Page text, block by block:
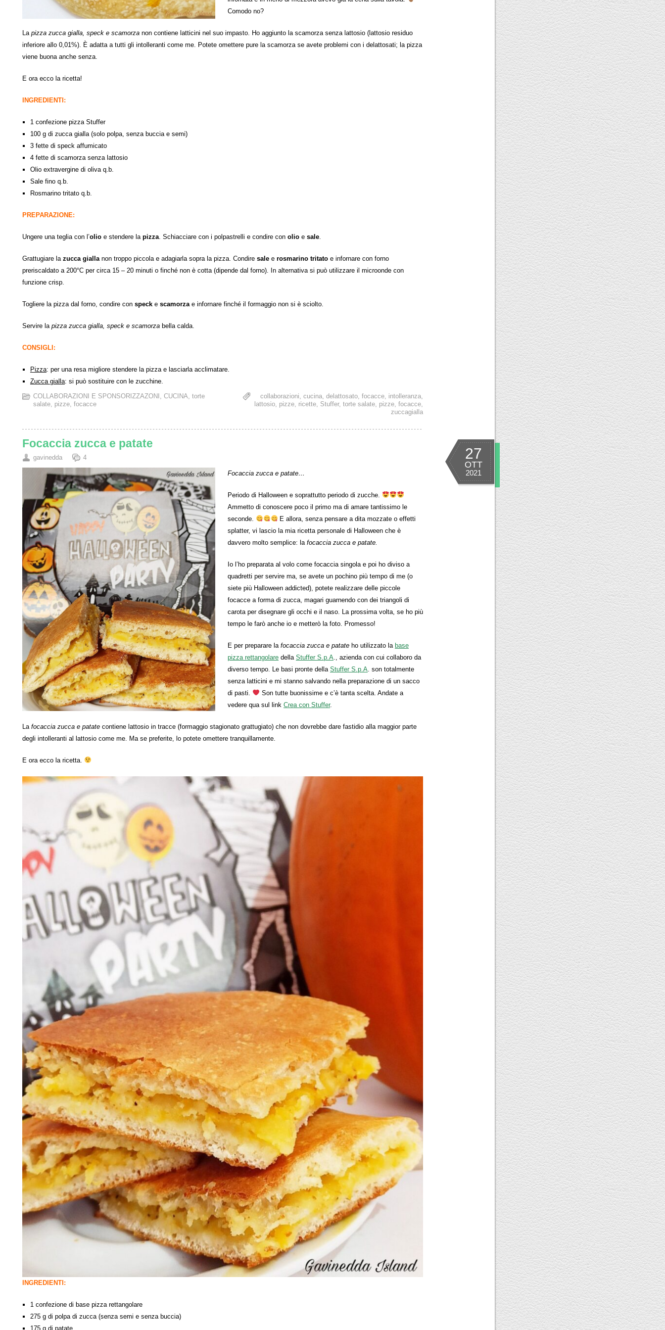
Comodo no?
La pizza zucca gialla, speck e scamorza non contiene latticini nel suo impasto. Ho aggiunto la scamorza senza lattosio (lattosio residuo
inferiore allo 0,01%). È adatta a tutti gli intolleranti come me. Potete omettere pure la scamorza se avete problemi con i delattosati; la pizza
viene buona anche senza.
E ora ecco la ricetta!
INGREDIENTI:
1 confezione pizza Stuffer
100 g di zucca gialla (solo polpa, senza buccia e semi)
3 fette di speck affumicato
4 fette di scamorza senza lattosio
Olio extravergine di oliva q.b.
Sale fino q.b.
Rosmarino tritato q.b.
PREPARAZIONE:
Ungere una teglia con l’olio e stendere la pizza. Schiacciare con i polpastrelli e condire con olio e sale.
Grattugiare la zucca giallanon troppo piccola e adagiarla sopra la pizza. Condire sale e rosmarino tritato e infornare con forno
preriscaldato a 200°C per circa 15 – 20 minuti o finché non è cotta (dipende dal forno). In alternativa si può utilizzare il microonde con
funzione crisp.
Togliere la pizza dal forno, condire con speck e scamorza e infornare finché il formaggio non si è sciolto.
Servire la pizza zucca gialla, speck e scamorza bella calda.
CONSIGLI:
Pizza: per una resa migliore stendere la pizza e lasciarla acclimatare.
Zucca gialla: si può sostituire con le zucchine.
COLLABORAZIONI E SPONSORIZZAZONI , CUCINA, torte
salate, pizze, focacce
collaborazioni, cucina, delattosato, focacce, intolleranza,
lattosio, pizze, ricette, Stuffer, torte salate, pizze, focacce,
zuccagialla
Focaccia zucca e patate
gavinedda 4
Focaccia zucca e patate…
Periodo di Halloween e soprattutto periodo di zucche.
Ammetto di conoscere poco il primo ma di amare tantissimo le
seconde.
E allora, senza pensare a dita mozzate o effetti
splatter, vi lascio la mia ricetta personale di Halloween che è
davvero molto semplice: la focaccia zucca e patate.
Io l’ho preparata al volo come focaccia singola e poi ho diviso a
quadretti per servire ma, se avete un pochino più tempo di me (o
siete più Halloween addicted), potete realizzare delle piccole
focacce a forma di zucca, magari guarnendo con dei triangoli di
carota per disegnare gli occhi e il naso. La prossima volta, se ho più
tempo le farò anche io e metterò la foto. Promesso!
E per preparare la focaccia zucca e patate ho utilizzato la base
pizza rettangolare della Stuffer S.p.A., azienda con cui collaboro da
diverso tempo. Le basi pronte della Stuffer S.p.A. son totalmente
senza latticini e mi stanno salvando nella preparazione di un sacco
di pasti.
Son tutte buonissime e c’è tanta scelta. Andate a
vedere qua sul link Crea con Stuffer.
La focaccia zucca e patate contiene lattosio in tracce (formaggio stagionato grattugiato) che non dovrebbe dare fastidio alla maggior parte
degli intolleranti al lattosio come me. Ma se preferite, lo potete omettere tranquillamente.
E ora ecco la ricetta.
INGREDIENTI:
1 confezione di base pizza rettangolare
275 g di polpa di zucca (senza semi e senza buccia)
175 g di patate
27
OTT
2021